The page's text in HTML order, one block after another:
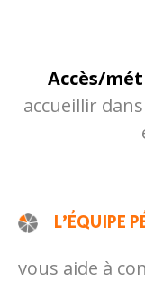
Accès/
accueillir
L’ÉQUIPE
vous aide à